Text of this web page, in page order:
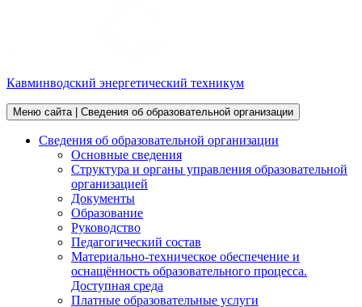
Кавминводский энергетический техникум
Меню сайта | Сведения об образовательной организации
Сведения об образовательной организации
Основные сведения
Структура и органы управления образовательной
организацией
Документы
Образование
Руководство
Педагогический состав
Материально-техническое обеспечение и
оснащённость образовательного процесса.
Доступная среда
Платные образовательные услуги